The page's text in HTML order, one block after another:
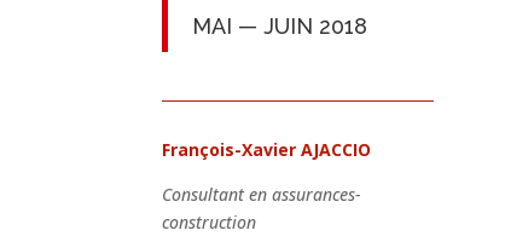
MAI — JUIN 2018
François-Xavier AJACCIO
Consultant en assurances-
construction